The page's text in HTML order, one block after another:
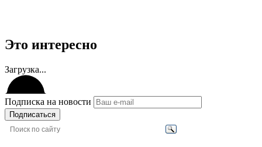
Это интересно
Загрузка...
Подписка на новости
Подписаться